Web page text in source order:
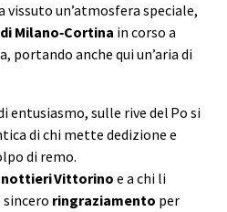
vissuto un’atmosfera speciale,
Milano‑Cortina in corso a
portando anche qui un’aria di
entusiasmo, sulle rive del Po si
di chi mette dedizione e
di remo.
Vittorino e a chi li
ringraziamento per